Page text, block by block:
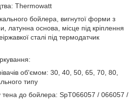
Thermowatt
бойлера, вигнутої форми з
латунна основа, місце під кріплення
сталі під термодатчик
об'ємом: 30, 40, 50, 65, 70, 80,
типу
тена до бойлера: SpT066057 / 066057 /